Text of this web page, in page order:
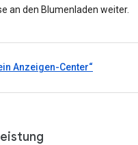
an den Blumenladen weiter.
Anzeigen-Center“